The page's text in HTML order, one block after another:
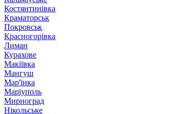
Костянтинівка
Краматорськ
Покровськ
Красногорівка
Лиман
Курахове
Макіївка
Мангуш
Мар'їнка
Маріуполь
Мирноград
Нікольське